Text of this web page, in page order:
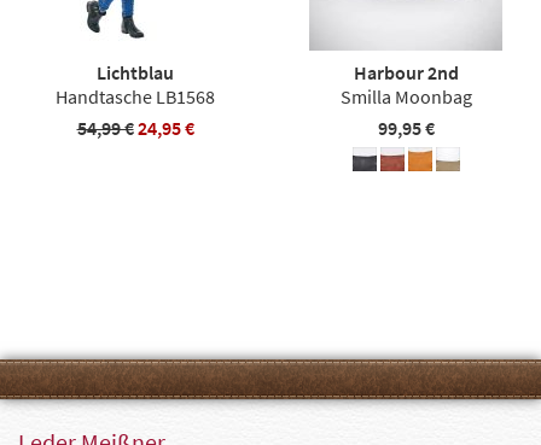
Lichtblau
Handtasche LB1568
54,99 €24,95 €
Harbour 2nd
Smilla Moonbag
99,95 €